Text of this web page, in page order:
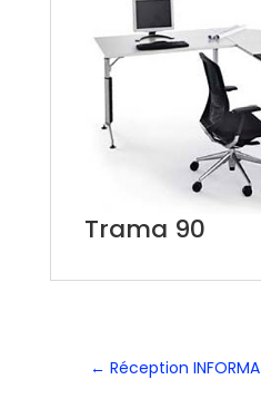
Trama 90
← Réception INFORMA